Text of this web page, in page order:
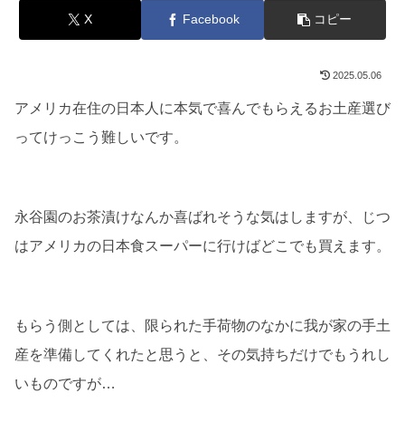
X Facebook コピー
2025.05.06
アメリカ在住の日本人に本気で喜んでもらえるお土産選び
ってけっこう難しいです。
永谷園のお茶漬けなんか喜ばれそうな気はしますが、じつ
はアメリカの日本食スーパーに行けばどこでも買えます。
もらう側としては、限られた手荷物のなかに我が家の手土
産を準備してくれたと思うと、その気持ちだけでもうれし
いものですが…